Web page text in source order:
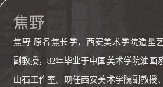
焦野
焦野.原名焦长学，西安美术学院造型
副教授，82年毕业于中国美术学院油画
山石工作室。现任西安美术学院副教授